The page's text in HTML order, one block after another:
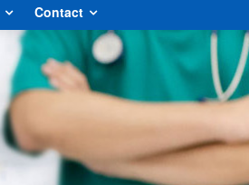
Contact